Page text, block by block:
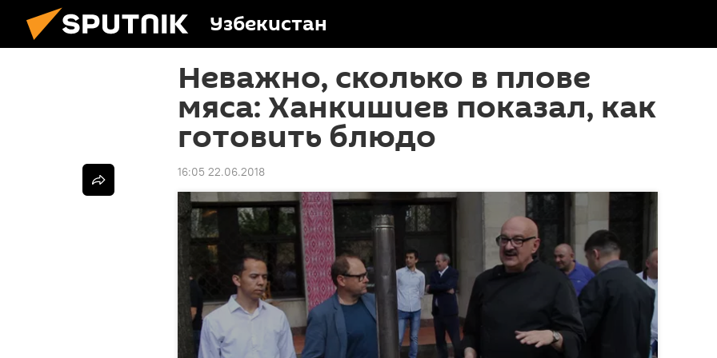
Узбекистан
Неважно, сколько в плове
мяса: Ханкишиев показал, как
готовить блюдо
16:05 22.06.2018